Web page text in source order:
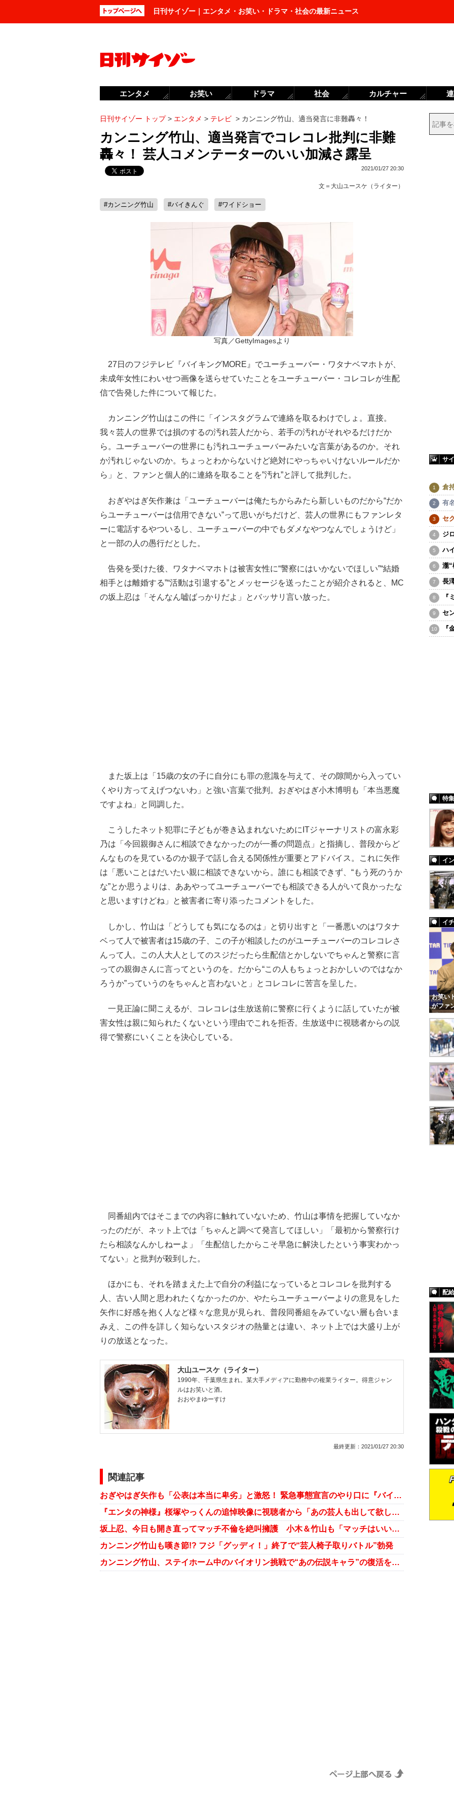
日刊サイゾー｜エンタメ・お笑い・ドラマ・社会の最新ニュース
日刊サイゾー トップ> エンタメ > テレビ > カンニング竹山、適当発言に非難轟々！
カンニング竹山、適当発言でコレコレ批判に非難
轟々！ 芸人コメンテーターのいい加減さ露呈
2021/01/27 20:30
文＝ 大山ユースケ（ライター）
#カンニング竹山 #バイきんぐ #ワイドショー
写真／GettyImagesより
27日のフジテレビ『バイキングMORE』でユーチューバー・ワタナベマホトが、
未成年女性にわいせつ画像を送らせていたことをユーチューバー・コレコレが生配
信で告発した件について報じた。
カンニング竹山はこの件に「インスタグラムで連絡を取るわけでしょ。直接。
我々芸人の世界では損のするの汚れ芸人だから、若手の汚れがそれやるだけだか
ら。ユーチューバーの世界にも汚れユーチューバーみたいな言葉があるのか。それ
か汚れじゃないのか。ちょっとわからないけど絶対にやっちゃいけないルールだか
ら」と、ファンと個人的に連絡を取ることを”汚れ”と評して批判した。
おぎやはぎ矢作兼は「ユーチューバーは俺たちからみたら新しいものだから“だか
らユーチューバーは信用できない”って思いがちだけど、芸人の世界にもファンレタ
ーに電話するやついるし、ユーチューバーの中でもダメなやつなんでしょうけど」
と一部の人の愚行だとした。
告発を受けた後、ワタナベマホトは被害女性に“警察にはいかないでほしい”“結婚
相手とは離婚する”“活動は引退する”とメッセージを送ったことが紹介されると、MC
の坂上忍は「そんなん嘘ばっかりだよ」とバッサリ言い放った。
また坂上は「15歳の女の子に自分にも罪の意識を与えて、その隙間から入ってい
くやり方ってえげつないわ」と強い言葉で批判。おぎやはぎ小木博明も「本当悪魔
ですよね」と同調した。
こうしたネット犯罪に子どもが巻き込まれないためにITジャーナリストの富永彩
乃は「今回親御さんに相談できなかったのが一番の問題点」と指摘し、普段からど
んなものを見ているのか親子で話し合える関係性が重要とアドバイス。これに矢作
は「悪いことはだいたい親に相談できないから。誰にも相談できず、“もう死のうか
な”とか思うよりは、ああやってユーチューバーでも相談できる人がいて良かったな
と思いますけどね」と被害者に寄り添ったコメントをした。
しかし、竹山は「どうしても気になるのは」と切り出すと「一番悪いのはワタナ
ベって人で被害者は15歳の子、この子が相談したのがユーチューバーのコレコレさ
んって人。この人大人としてのスジだったら生配信とかしないでちゃんと警察に言
っての親御さんに言ってというのを。だから“この人もちょっとおかしいのではなか
ろうか”っていうのをちゃんと言わないと」とコレコレに苦言を呈した。
一見正論に聞こえるが、コレコレは生放送前に警察に行くように話していたが被
害女性は親に知られたくないという理由でこれを拒否。生放送中に視聴者からの説
得で警察にいくことを決心している。
同番組内ではそこまでの内容に触れていないため、竹山は事情を把握していなか
ったのだが、ネット上では「ちゃんと調べて発言してほしい」「最初から警察行け
たら相談なんかしねーよ」「生配信したからこそ早急に解決したという事実わかっ
てない」と批判が殺到した。
ほかにも、それを踏まえた上で自分の利益になっているとコレコレを批判する
人、古い人間と思われたくなかったのか、やたらユーチューバーよりの意見をした
矢作に好感を抱く人など様々な意見が見られ、普段同番組をみていない層も合いま
みえ、この件を詳しく知らないスタジオの熱量とは違い、ネット上では大盛り上が
りの放送となった。
大山ユースケ（ライター）
1990年、千葉県生まれ。某大手メディアに勤務中の複業ライター。得意ジャン
ルはお笑いと酒。
おおやまゆーすけ
最終更新： 2021/01/27 20:30
関連記事
おぎやはぎ矢作も「公表は本当に卑劣」と激怒！ 緊急事態宣言のやり口に『バイキング』出演陣が猛反発
『エンタの神様』桜塚やっくんの追悼映像に視聴者から「あの芸人も出して欲しかった」の声
坂上忍、今日も開き直ってマッチ不倫を絶叫擁護 小木＆竹山も「マッチはいい不倫」とうたうおぞましさ
カンニング竹山も嘆き節!? フジ「グッディ！」終了で“芸人椅子取りバトル”勃発
カンニング竹山、ステイホーム中のバイオリン挑戦で“あの伝説キャラ”の復活を望む声
サ
倉
有
セ
ジ
ハ
瀧“
長
『
セ
『
特集
イ
イ
お笑い
がファ
配
エンタメ お笑い ドラマ 社会 カルチャー